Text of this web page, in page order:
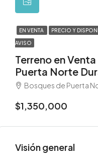
EN VENTA PRECIO Y
AVISO
Terreno en
Puerta Norte
Bosques de Puerta
$1,350,000
Visión general